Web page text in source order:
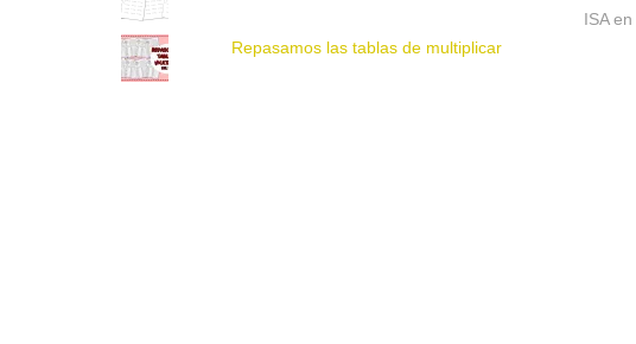
Repasamos las tablas de multiplicar
ISAen